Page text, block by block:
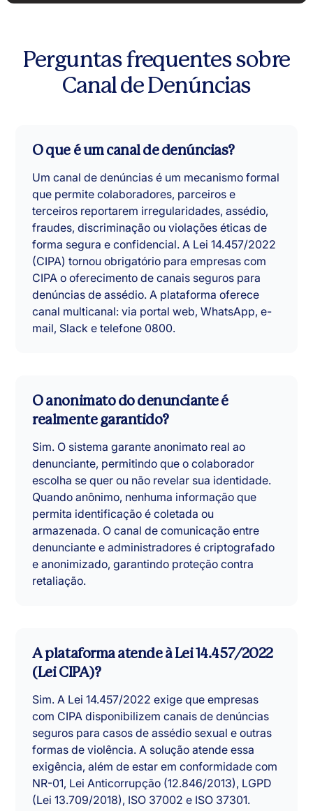
Perguntas frequentes sobre
Canal de Denúncias
O que é um canal de denúncias?
Um canal de denúncias é um mecanismo formal
que permite colaboradores, parceiros e
terceiros reportarem irregularidades, assédio,
fraudes, discriminação ou violações éticas de
forma segura e confidencial. A Lei 14.457/2022
(CIPA) tornou obrigatório para empresas com
CIPA o oferecimento de canais seguros para
denúncias de assédio. A plataforma oferece
canal multicanal: via portal web, WhatsApp, e-
mail, Slack e telefone 0800.
O anonimato do denunciante é
realmente garantido?
Sim. O sistema garante anonimato real ao
denunciante, permitindo que o colaborador
escolha se quer ou não revelar sua identidade.
Quando anônimo, nenhuma informação que
permita identificação é coletada ou
armazenada. O canal de comunicação entre
denunciante e administradores é criptografado
e anonimizado, garantindo proteção contra
retaliação.
A plataforma atende à Lei 14.457/2022
(Lei CIPA)?
Sim. A Lei 14.457/2022 exige que empresas
com CIPA disponibilizem canais de denúncias
seguros para casos de assédio sexual e outras
formas de violência. A solução atende essa
exigência, além de estar em conformidade com
NR-01, Lei Anticorrupção (12.846/2013), LGPD
(Lei 13.709/2018), ISO 37002 e ISO 37301.